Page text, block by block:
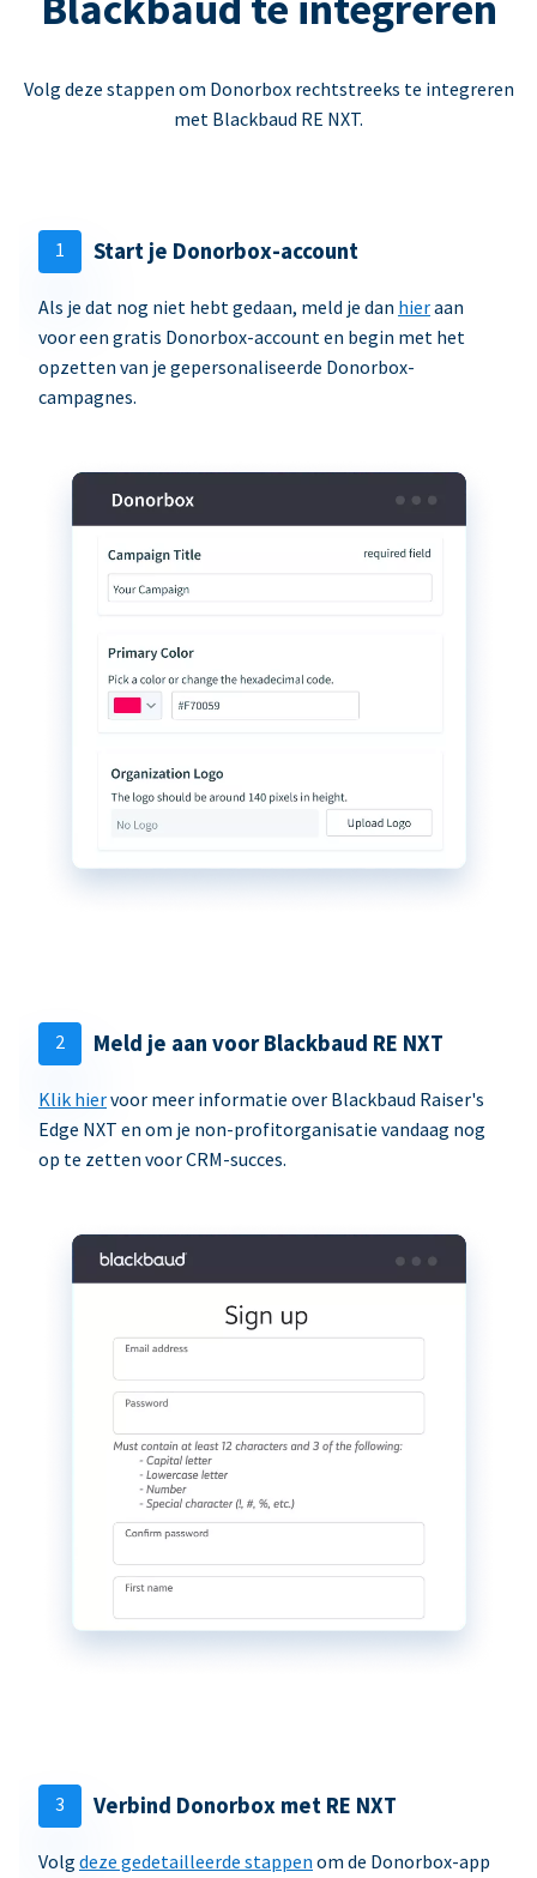
Volg deze stappen om Donorbox rechtstreeks te integreren
met Blackbaud RE NXT.
1 Start je Donorbox-account
Als je dat nog niet hebt gedaan, meld je dan hieraan
voor een gratis Donorbox-account en begin met het
opzetten van je gepersonaliseerde Donorbox-
campagnes.
2 Meld je aan voor Blackbaud RE NXT
Klik hiervoor meer informatie over Blackbaud Raiser's
Edge NXT en om je non-profitorganisatie vandaag nog
op te zetten voor CRM-succes.
3 Verbind Donorbox met RE NXT
Volg deze gedetailleerde stappen om de Donorbox-app